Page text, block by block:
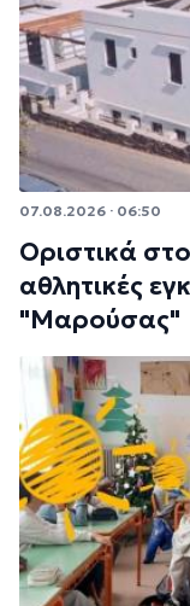
07.08.2026 · 06:50
Οριστικά
αθλητικές
"Μαρούσας"